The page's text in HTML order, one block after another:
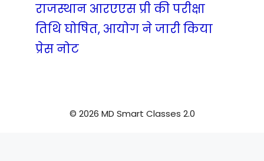
राजस्थान आरएएस प्री की परीक्षा
तिथि घोषित, आयोग ने जारी किया
प्रेस नोट
© 2026 MD Smart Classes 2.0